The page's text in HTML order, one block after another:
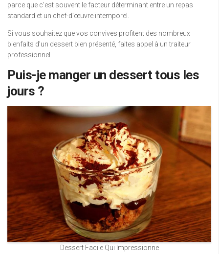
parce que c’est souvent le facteur déterminant entre un repas
standard et un chef-d’œuvre intemporel.
Si vous souhaitez que vos convives profitent des nombreux
bienfaits d’un dessert bien présenté, faites appel à un traiteur
professionnel.
Puis-je manger un dessert tous les
jours ?
Dessert Facile Qui Impressionne